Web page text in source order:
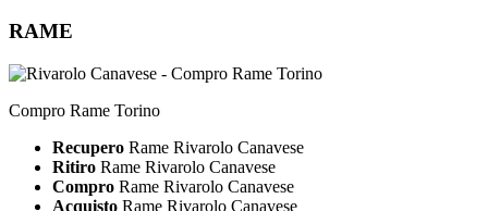
RAME
Compro Rame Torino
Recupero Rame Rivarolo Canavese
Ritiro Rame Rivarolo Canavese
Compro Rame Rivarolo Canavese
Acquisto Rame Rivarolo Canavese